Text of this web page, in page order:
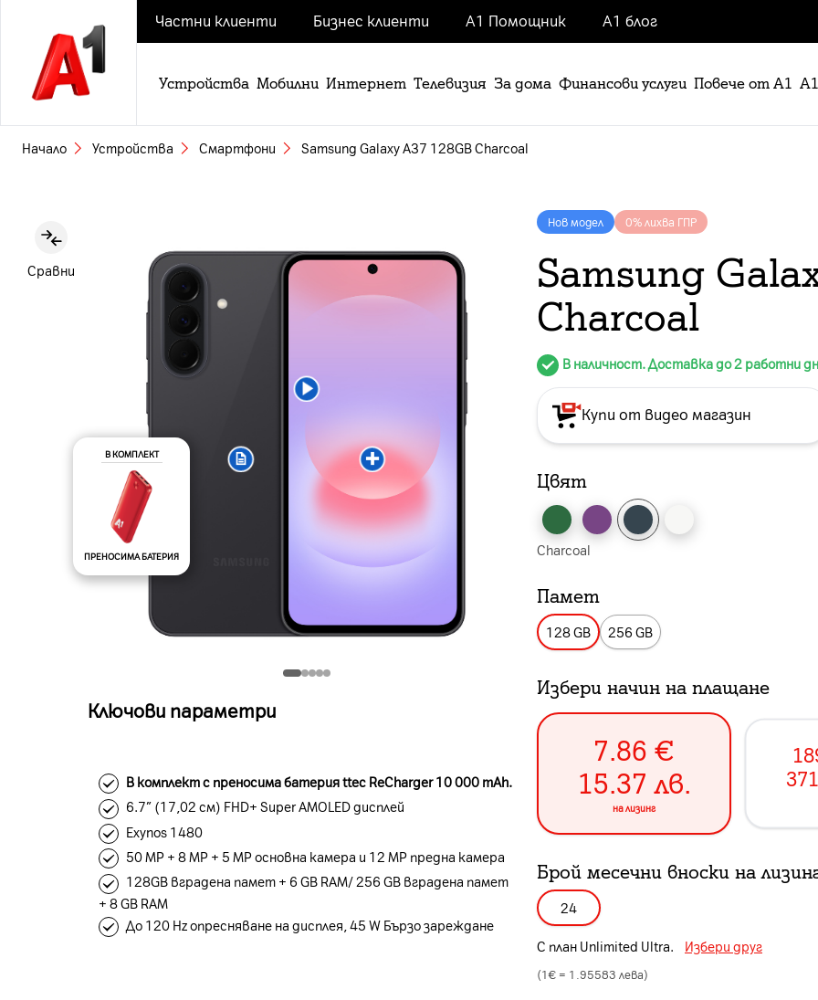
Частни клиенти Бизнес клиенти А1 Помощник А1 блог
Устройства Мобилни Интернет Телевизия За дома Финансови услуги Повече от А1
Начало Устройства Смартфони Samsung Galaxy A37 128GB Charcoal
Сравни
В КОМПЛЕКТ
ПРЕНОСИМА БАТЕРИЯ
Ключови параметри
В комплект с преносима батерия ttec ReCharger 10 000 mAh.
6.7” (17,02 см) FHD+ Super AMOLED дисплей
Exynos 1480
50 MP + 8 MP + 5 MP основна камера и 12 MP предна камера
128GB вградена памет + 6 GB RAM/ 256 GB вградена памет
+ 8 GB RAM
До 120 Hz опресняване на дисплея, 45 W Бързо зареждане
Нов модел 0% лихва ГПР
Samsung
Charcoal
В наличност. Доставка до 2 работни
Купи от видео магазин
Цвят
Charcoal
Памет
128 GB 256 GB
Избери начин на плащане
7.86 €
15.37 лв.
на лизинг
Брой месечни вноски на
24
С план Unlimited Ultra. Избери друг
(1€ = 1.95583 лева)